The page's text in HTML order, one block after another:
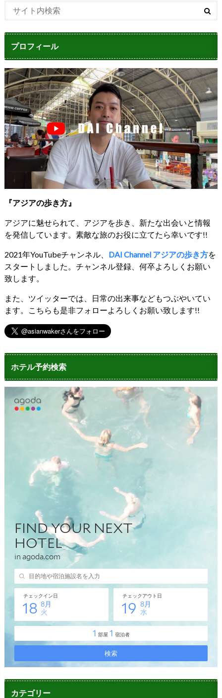
プロフィール
『アジアの歩き方』
アジアに魅せられて、アジアを歩き、新たな出会いと情報
を発信しています。素敵な旅のお役に立てたら幸いです!!
2021年YouTubeチャンネル、 DAI Channel アジアの歩き方を
スタートしました。チャンネル登録、何卒よろしくお願い
致します。
また、ツイッターでは、日常の出来事などもつぶやいてい
ます。こちらも是非フォローよろしくお願い致します!!
ホテル予約検索
カテゴリー